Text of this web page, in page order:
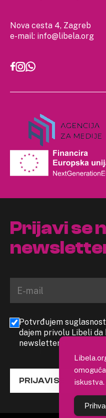
Nova cesta 4, Zagreb
e-mail: info@libela.org
Prijavi se
Potvrđujem
dajem privolu Libeli
newslettera
PRIJAVI SE
iskustva.